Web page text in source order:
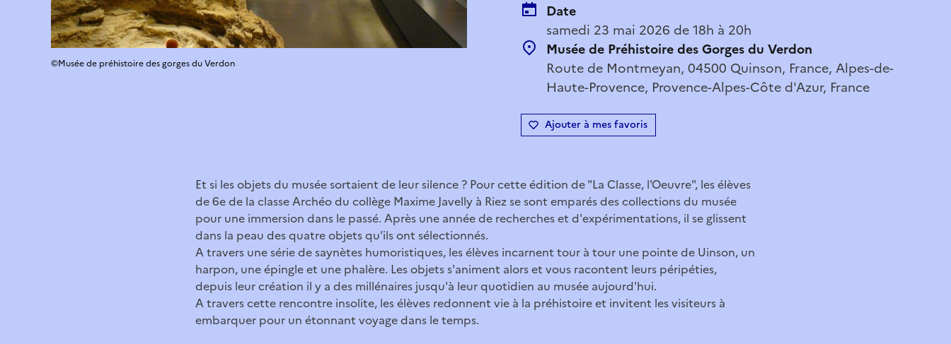
Date
samedi 23 mai 2026 de 18h à 20h
Musée de Préhistoire des Gorges du Verdon
Route de Montmeyan, 04500 Quinson, France, Alpes-de-
Haute-Provence, Provence-Alpes-Côte d'Azur, France
Ajouter à mes favoris
©Musée de préhistoire des gorges du Verdon
Et si les objets du musée sortaient de leur silence ? Pour cette édition de "La Classe, l'Oeuvre", les élèves
de 6e de la classe Archéo du collège Maxime Javelly à Riez se sont emparés des collections du musée
pour une immersion dans le passé. Après une année de recherches et d'expérimentations, il se glissent
dans la peau des quatre objets qu'ils ont sélectionnés.
A travers une série de saynètes humoristiques, les élèves incarnent tour à tour une pointe de Uinson, un
harpon, une épingle et une phalère. Les objets s'animent alors et vous racontent leurs péripéties,
depuis leur création il y a des millénaires jusqu'à leur quotidien au musée aujourd'hui.
A travers cette rencontre insolite, les élèves redonnent vie à la préhistoire et invitent les visiteurs à
embarquer pour un étonnant voyage dans le temps.